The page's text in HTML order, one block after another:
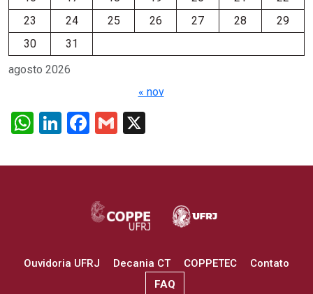
agosto 2026
23
24 25 26 27 28
29
30
31
« nov
WhatsApp
LinkedIn
Facebook
Gmail
Ouvidoria UFRJ Decania CT COPPETEC
Contato
FAQ